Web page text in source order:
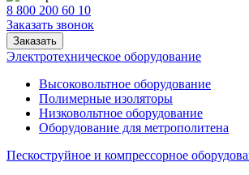
8 800 200 60 10
Заказать звонок
Заказать
Электротехническое оборудование
Высоковольтное оборудование
Полимерные изоляторы
Низковольтное оборудование
Оборудование для метрополитена
Пескоструйное и компрессорное